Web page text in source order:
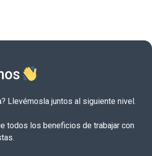
Llevémosla juntos al siguiente nivel.
todos los beneficios de trabajar con